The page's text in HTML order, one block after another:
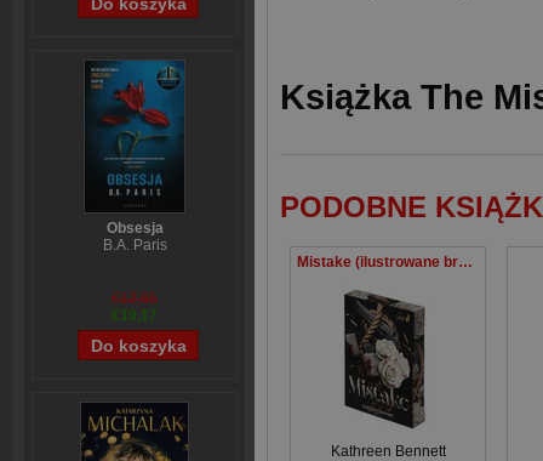
Obsesja
B.A. Paris
€12,65
€10,17
Książka The
PODOBNE
Mistake (ilustrowane brzegi)
Kathreen Bennett